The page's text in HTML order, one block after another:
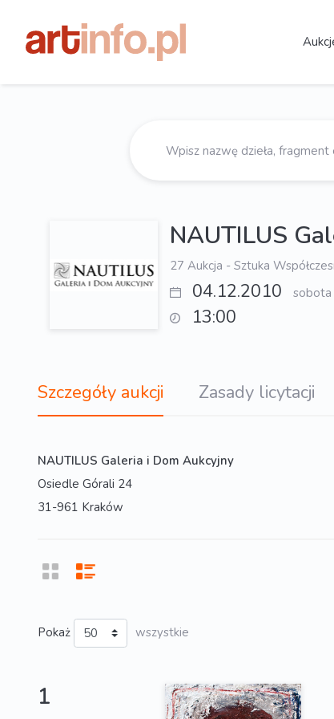
NAUTILUS
27 Aukcja - Sztuka
04.12.2010 sobota
13:00
Szczegóły aukcji Zasady licytacji
NAUTILUS Galeria i Dom Aukcyjny
Osiedle Górali 24
31-961 Kraków
Pokaż wszystkie
1